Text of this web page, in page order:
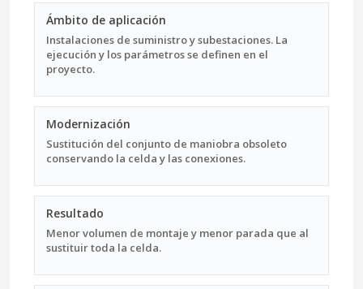
Ámbito de aplicación
Instalaciones de suministro y subestaciones. La
ejecución y los parámetros se definen en el
proyecto.
Modernización
Sustitución del conjunto de maniobra obsoleto
conservando la celda y las conexiones.
Resultado
Menor volumen de montaje y menor parada que al
sustituir toda la celda.